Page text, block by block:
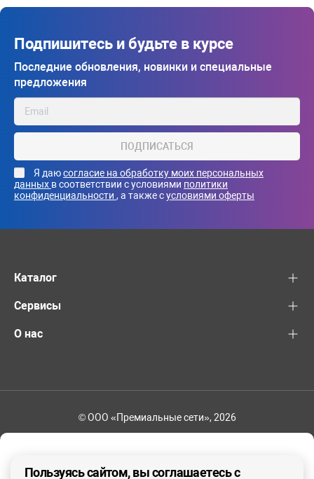
Подпишитесь и будьте в курсе
Последние обновления, новинки и специальные
предложения
ПОДПИСАТЬСЯ
Я даюсогласие на обработку моих персональных
данных в соответствии с условиями политики
конфиденциальности , а также сусловиями оферты
Каталог
Сервисы
О нас
© ООО «Премиальные сети», 2026
Пользуясь сайтом, вы соглашаетесь с